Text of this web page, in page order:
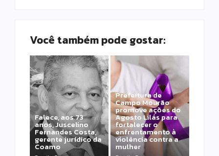
Você também pode gostar:
Falece, aos 73
anos, Juscelino
Fernandes Costa,
gerente jurídico da
Coamo
Prefeitura de
Campo Mourão
promove ações do
Agosto Lilás para
fortalecer o
enfrentamento à
violência contra a
mulher